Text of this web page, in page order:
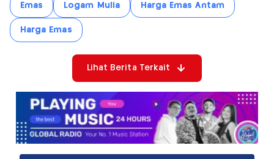
Emas Logam Mulia Harga Emas Antam
Harga Emas
Lihat Berita Terkait